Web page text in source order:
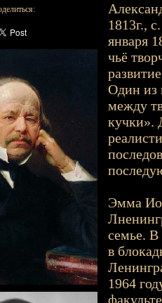
1813г.,
января
чьё
Один из
между
кучки».
Эмма
семье. В
в
1964